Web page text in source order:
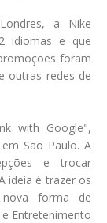
a Nike
idiomas e que
foram
outras redes de
with Google",
São Paulo. A
e trocar
ideia é trazer os
forma de
Entretenimento